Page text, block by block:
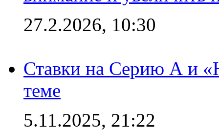
27.2.2026, 10:30
Ставки на Серию А и
теме
5.11.2025, 21:22